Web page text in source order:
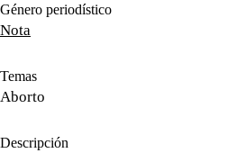
Género periodístico
Nota
Temas
Aborto
Descripción